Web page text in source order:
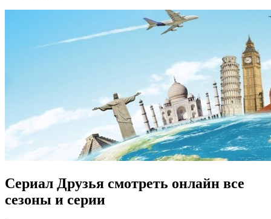
Сериал Друзья смотреть онлайн все
сезоны и серии